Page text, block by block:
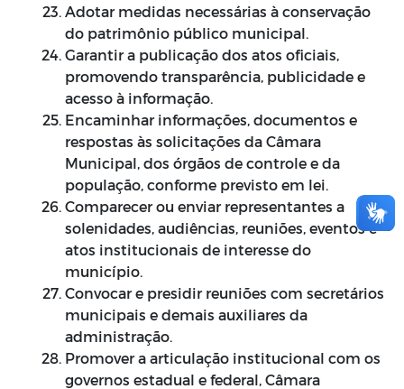
Adotar medidas necessárias à conservação
do patrimônio público municipal.
Garantir a publicação dos atos oficiais,
promovendo transparência, publicidade e
acesso à informação.
Encaminhar informações, documentos e
respostas às solicitações da Câmara
Municipal, dos órgãos de controle e da
população, conforme previsto em lei.
Comparecer ou enviar representantes a
solenidades, audiências, reuniões, eventos e
atos institucionais de interesse do
município.
Convocar e presidir reuniões com secretários
municipais e demais auxiliares da
administração.
Promover a articulação institucional com os
governos estadual e federal, Câmara